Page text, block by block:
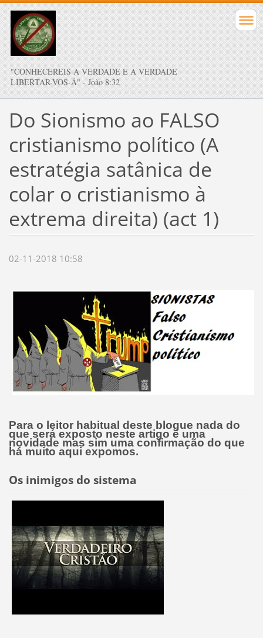
"CONHECEREIS A VERDADE E A VERDADE
LIBERTAR-VOS-Á" - João 8:32
Do Sionismo ao FALSO
cristianismo político (A
estratégia satânica de
colar o cristianismo à
extrema direita) (act 1)
02-11-2018 10:58
Para o leitor habitual deste blogue nada do
que será exposto neste artigo é uma
novidade mas sim uma confirmação do que
há muito aqui expomos.
Os inimigos do sistema